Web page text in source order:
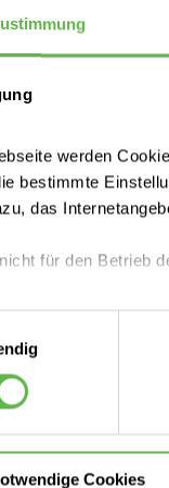
werden
bestimmte
das
für den Betrieb
frei, unsere Seite
Cookies zu
Ihre
Cookies